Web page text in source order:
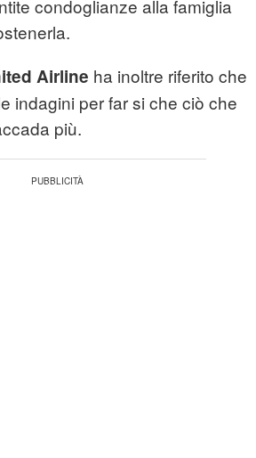
condoglianze alla famiglia
Airline ha inoltre riferito che
indagini per far si che ciò che
più.